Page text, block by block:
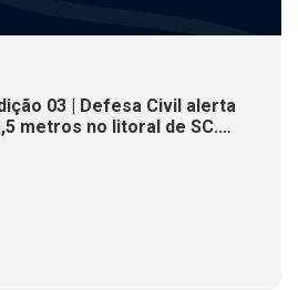
03 | Defesa Civil alerta
metros no litoral de SC.